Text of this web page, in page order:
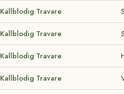
Kallblodig Travare
Kallblodig Travare
Kallblodig Travare
Kallblodig Travare